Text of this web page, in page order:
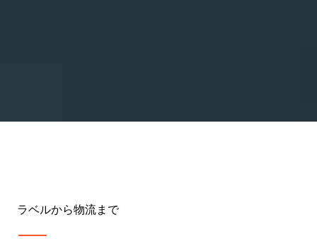
ラベルから物流まで